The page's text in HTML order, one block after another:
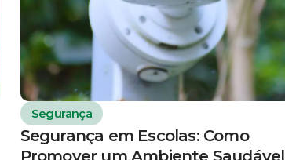
Segurança
Segurança em Escolas: Como
Promover um Ambiente Saudável